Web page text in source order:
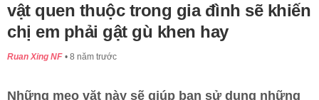
vật quen thuộc trong gia đình sẽ khiến
chị em phải gật gù khen hay
Ruan Xing NF 8 năm trước
Những mẹo vặt này sẽ giúp bạn sử dụng những